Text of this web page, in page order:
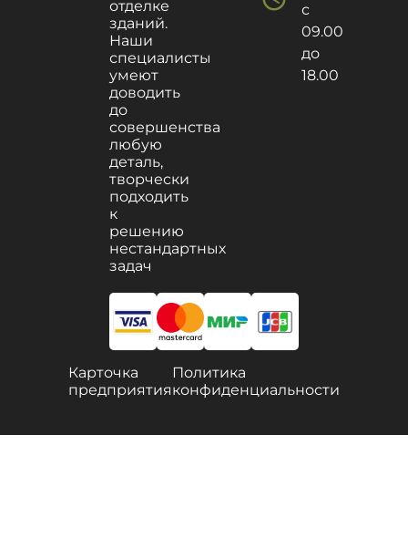
отделке
зданий.
Наши
специалисты
умеют
доводить
до
совершенства
любую
деталь,
творчески
подходить
к
решению
нестандартных
задач
с
09.00
до
18.00
Карточка
предприятия
Политика
конфиденциальности